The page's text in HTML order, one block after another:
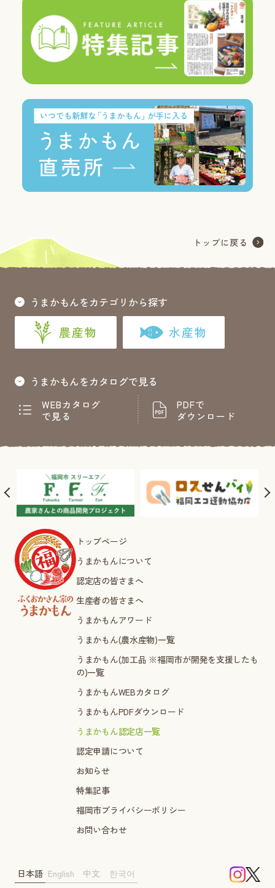
うまかもんをカテゴリから探す
農産物 水産物
うまかもんをカタログで見る
WEBカタログ
で見る
PDFで
ダウンロード
トップページ
うまかもんについて
認定店の皆さまへ
生産者の皆さまへ
うまかもんアワード
うまかもん(農水産物)一覧
うまかもん(加工品 ※福岡市が開発を支援したも
の)一覧
うまかもんWEBカタログ
うまかもんPDFダウンロード
うまかもん認定店一覧
認定申請について
お知らせ
特集記事
福岡市プライバシーポリシー
お問い合わせ
日本語 English 中文 한국어